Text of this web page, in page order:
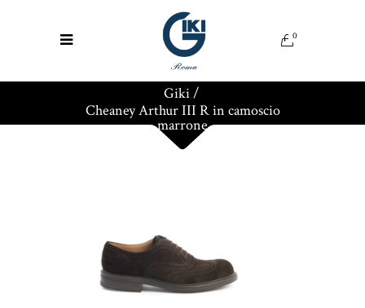
0
Giki/
Cheaney Arthur III R in camoscio
marrone